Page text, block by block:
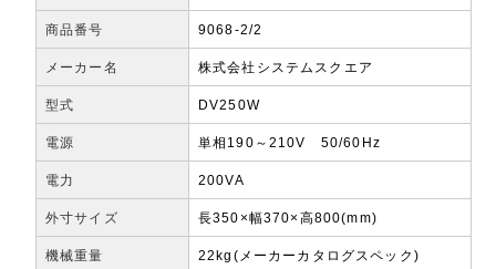
商品番号 9068-2/2
メーカー名 株式会社システムスクエア
型式 DV250W
電源 単相190～210V 50/60Hz
電力 200VA
外寸サイズ 長350×幅370×高800(mm)
機械重量 22kg(メーカーカタログスペック)